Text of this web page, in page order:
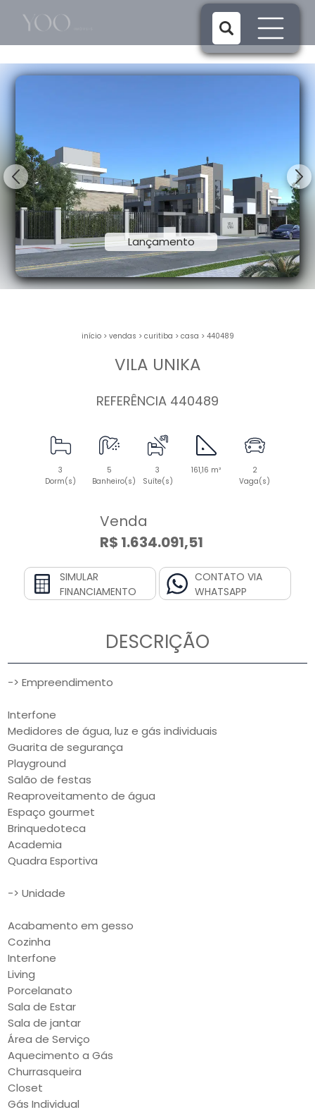
1/17
Lançamento
início> vendas > curitiba > casa > 440489
VILA UNIKA
REFERÊNCIA 440489
3
Dorm(s)
5
Banheiro(s)
3
Suíte(s)
161,16 m²
2
Vaga(s)
Venda
R$ 1.634.091,51
SIMULAR
FINANCIAMENTO
CONTATO VIA
WHATSAPP
DESCRIÇÃO
-> Empreendimento
Interfone
Medidores de água, luz e gás individuais
Guarita de segurança
Playground
Salão de festas
Reaproveitamento de água
Espaço gourmet
Brinquedoteca
Academia
Quadra Esportiva
-> Unidade
Acabamento em gesso
Cozinha
Interfone
Living
Porcelanato
Sala de Estar
Sala de jantar
Área de Serviço
Aquecimento a Gás
Churrasqueira
Closet
Gás Individual